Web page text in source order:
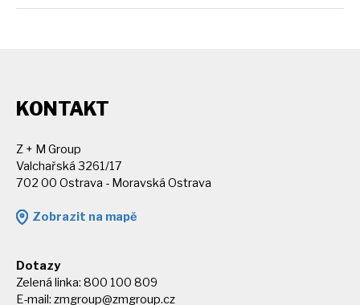
KONTAKT
Z + M Group
Valchařská 3261/17
702 00 Ostrava - Moravská Ostrava
Zobrazit na mapě
Dotazy
Zelená linka: 800 100 809
E-mail: zmgroup@zmgroup.cz